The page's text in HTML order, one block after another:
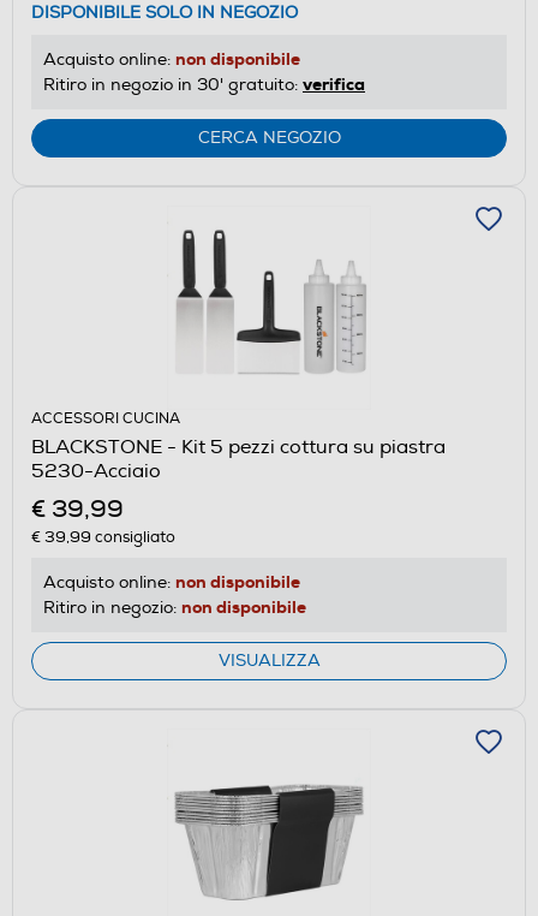
DISPONIBILE SOLO IN NEGOZIO
Acquisto online: non disponibile
Ritiro in negozio in 30' gratuito: verifica
CERCA NEGOZIO
ACCESSORI CUCINA
BLACKSTONE - Kit 5 pezzi cottura su piastra
5230-Acciaio
€ 39,99
€ 39,99 consigliato
Acquisto online: non disponibile
Ritiro in negozio: non disponibile
VISUALIZZA